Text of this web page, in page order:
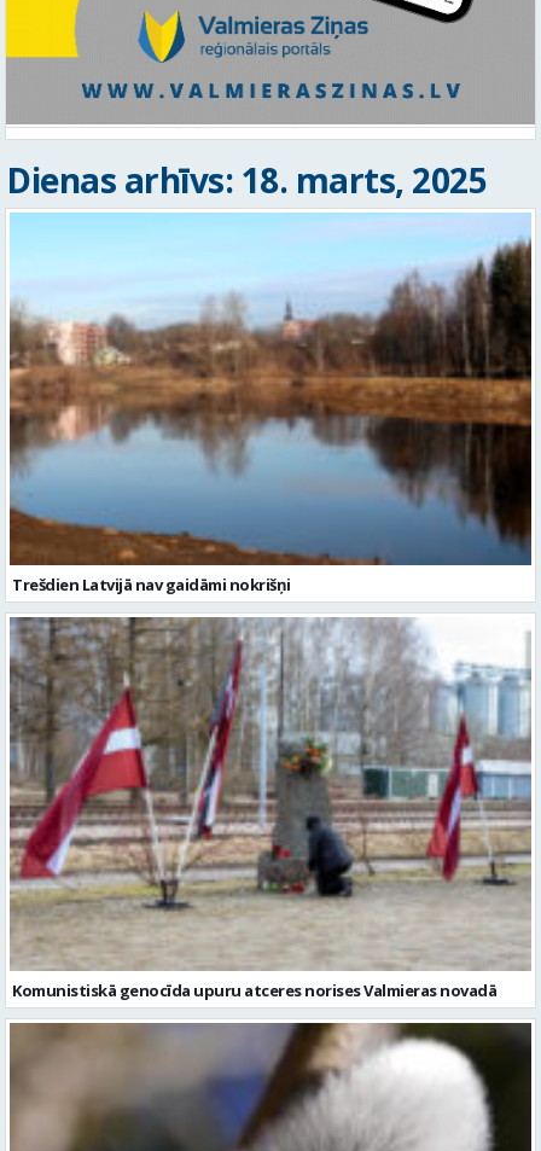
Dienas arhīvs: 18. marts, 2025
Trešdien Latvijā nav gaidāmi nokrišņi
Komunistiskā genocīda upuru atceres norises Valmieras novadā